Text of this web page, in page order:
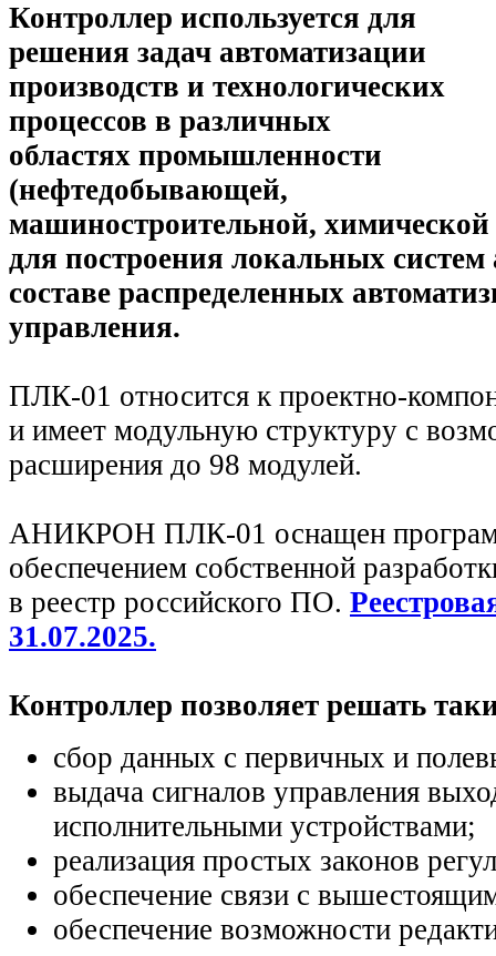
Контроллер используется для
решения задач автоматизации
производств и технологических
процессов в различных
областях промышленности
(нефтедобывающей,
машиностроительной, химической
для построения локальных систем
составе распределенных
управления.
ПЛК-01 относится к проектно-
и имеет модульную структуру с
расширения до 98 модулей.
АНИКРОН ПЛК-01 оснащен
обеспечением собственной
в реестр российского ПО.
31.07.2025.
Контроллер позволяет решать
сбор данных с первичных и
выдача сигналов управления
исполнительными устройствами;
реализация простых законов
обеспечение связи с
обеспечение возможности